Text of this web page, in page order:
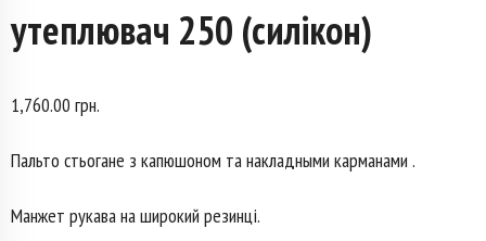
утеплювач 250 (силікон)
1,760.00 грн.
Пальто стьогане з капюшоном та накладными карманами .
Манжет рукава на широкий резинці.